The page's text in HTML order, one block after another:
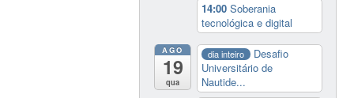
14:00Soberania
tecnológica e digital
AGO
19
qua
dia inteiro
Desafio
Universitário de
Nautide...